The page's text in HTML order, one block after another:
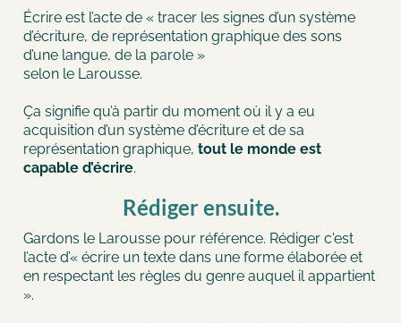
Écrire est l’acte de « tracer les signes d’un système
d’écriture, de représentation graphique des sons
d’une langue, de la parole »
selon le Larousse.
Ça signifie qu’à partir du moment où il y a eu
acquisition d’un système d’écriture et de sa
représentation graphique, tout le monde est
capable d’écrire.
Rédiger ensuite.
Gardons le Larousse pour référence. Rédiger c'est
l’acte d’« écrire un texte dans une forme élaborée et
en respectant les règles du genre auquel il appartient
».